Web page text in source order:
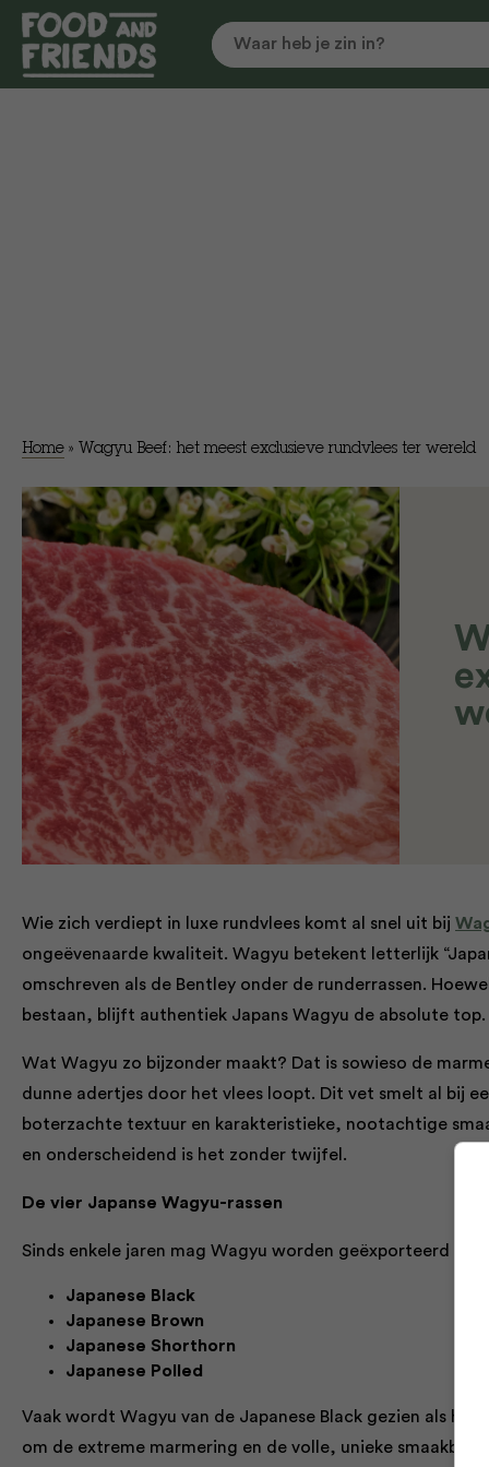
Home » Wagyu Beef: het meest exclusieve rundvlees ter wereld
Wie zich verdiept in luxe rundvlees komt al snel uit bij
ongeëvenaarde kwaliteit. Wagyu betekent letterlijk
omschreven als de Bentley onder de runderrassen.
bestaan, blijft authentiek Japans Wagyu de absolute top.
Wat Wagyu zo bijzonder maakt? Dat is sowieso de
dunne adertjes door het vlees loopt. Dit vet smelt al bij
boterzachte textuur en karakteristieke, nootachtige
en onderscheidend is het zonder twijfel.
De vier Japanse Wagyu-rassen
Sinds enkele jaren mag Wagyu worden geëxporteerd
Japanese Black
Japanese Brown
Japanese Shorthorn
Japanese Polled
Vaak wordt Wagyu van de Japanese Black gezien als
om de extreme marmering en de volle, unieke